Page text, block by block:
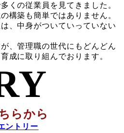
くの従業員を見てきました。
構築も簡単ではありません。
、中身がついていっていない
、管理職の世代にもどんどん
成に取り組んでおります。
らから
ントリー